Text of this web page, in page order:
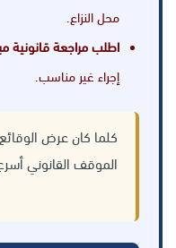
محل النزاع.
اطلب مراجعة قانونية
إجراء غير مناسب.
كلما كان عرض
الموقف القانوني